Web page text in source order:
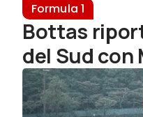
Formula 1
Bottas
del Sud con